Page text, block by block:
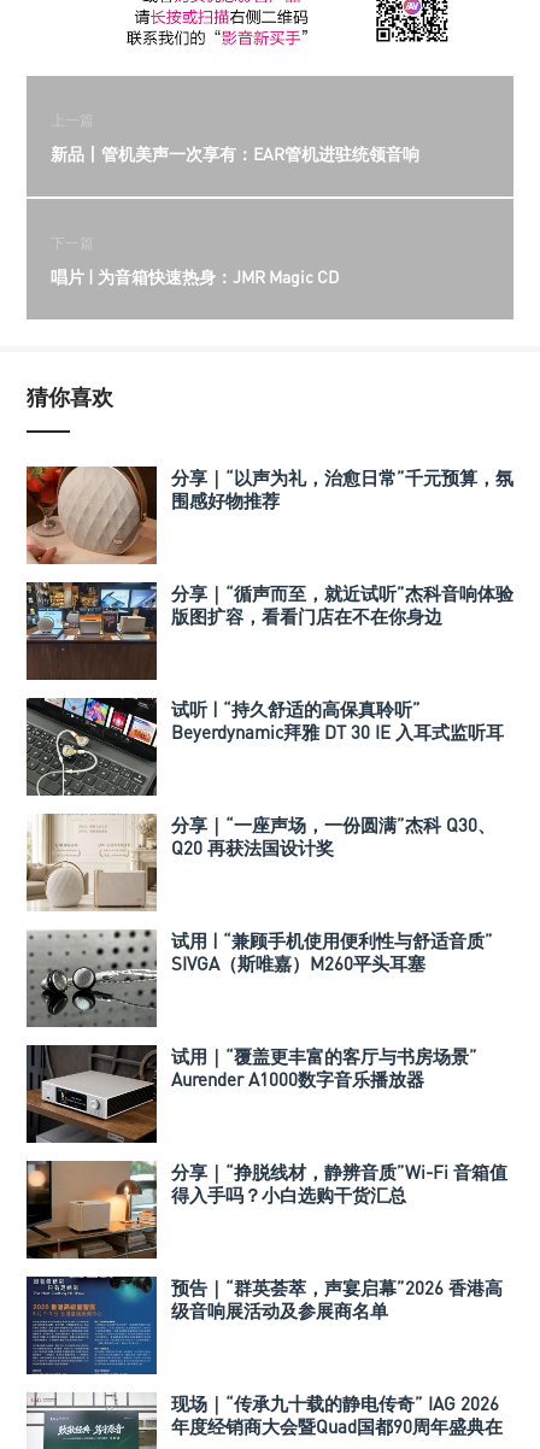
上一篇
新品丨管机美声一次享有：EAR管机进驻统领音响
下一篇
唱片 | 为音箱快速热身：JMR Magic CD
猜你喜欢
分享｜“以声为礼，治愈日常”千元预算，氛
围感好物推荐
分享｜“循声而至，就近试听”杰科音响体验
版图扩容，看看门店在不在你身边
试听 | “持久舒适的高保真聆听”
Beyerdynamic拜雅 DT 30 IE 入耳式监听耳
分享｜“一座声场，一份圆满”杰科 Q30、
Q20 再获法国设计奖
试用 | “兼顾手机使用便利性与舒适音质”
SIVGA（斯唯嘉）M260平头耳塞
试用｜“覆盖更丰富的客厅与书房场景”
Aurender A1000数字音乐播放器
分享｜“挣脱线材，静辨音质”Wi-Fi 音箱值
得入手吗？小白选购干货汇总
预告｜“群英荟萃，声宴启幕”2026 香港高
级音响展活动及参展商名单
现场｜“传承九十载的静电传奇” IAG 2026
年度经销商大会暨Quad国都90周年盛典在